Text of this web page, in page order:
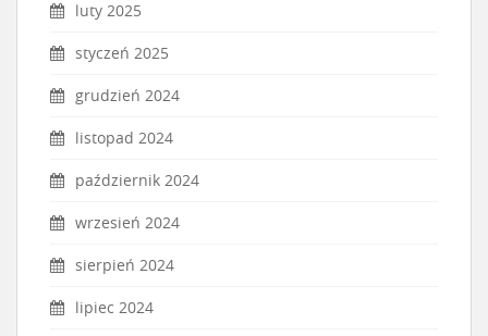
luty 2025
styczeń 2025
grudzień 2024
listopad 2024
październik 2024
wrzesień 2024
sierpień 2024
lipiec 2024